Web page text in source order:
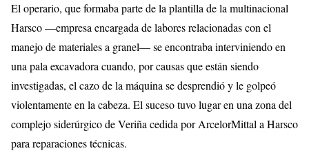
El operario, que formaba parte de la plantilla de la multinacional
Harsco —empresa encargada de labores relacionadas con el
manejo de materiales a granel— se encontraba interviniendo en
una pala excavadora cuando, por causas que están siendo
investigadas, el cazo de la máquina se desprendió y le golpeó
violentamente en la cabeza. El suceso tuvo lugar en una zona del
complejo siderúrgico de Veriña cedida por ArcelorMittal a Harsco
para reparaciones técnicas.